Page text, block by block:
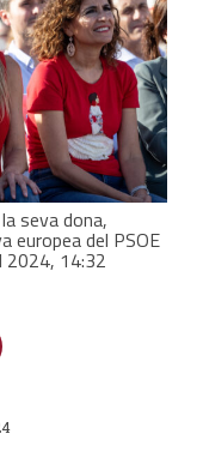
seva dona,
europea del PSOE
2024, 14:32